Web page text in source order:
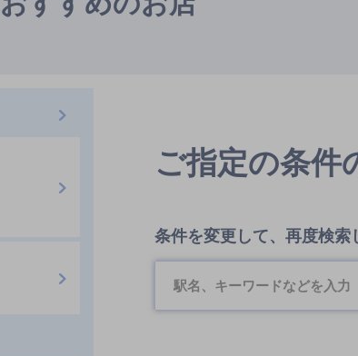
ご指定の条件
条件を変更して、再度検索